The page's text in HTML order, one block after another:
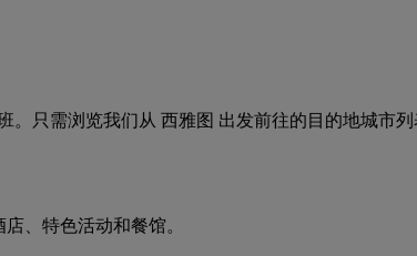
。只需浏览我们从 西雅图 出发前往的目的地城市
、特色活动和餐馆。